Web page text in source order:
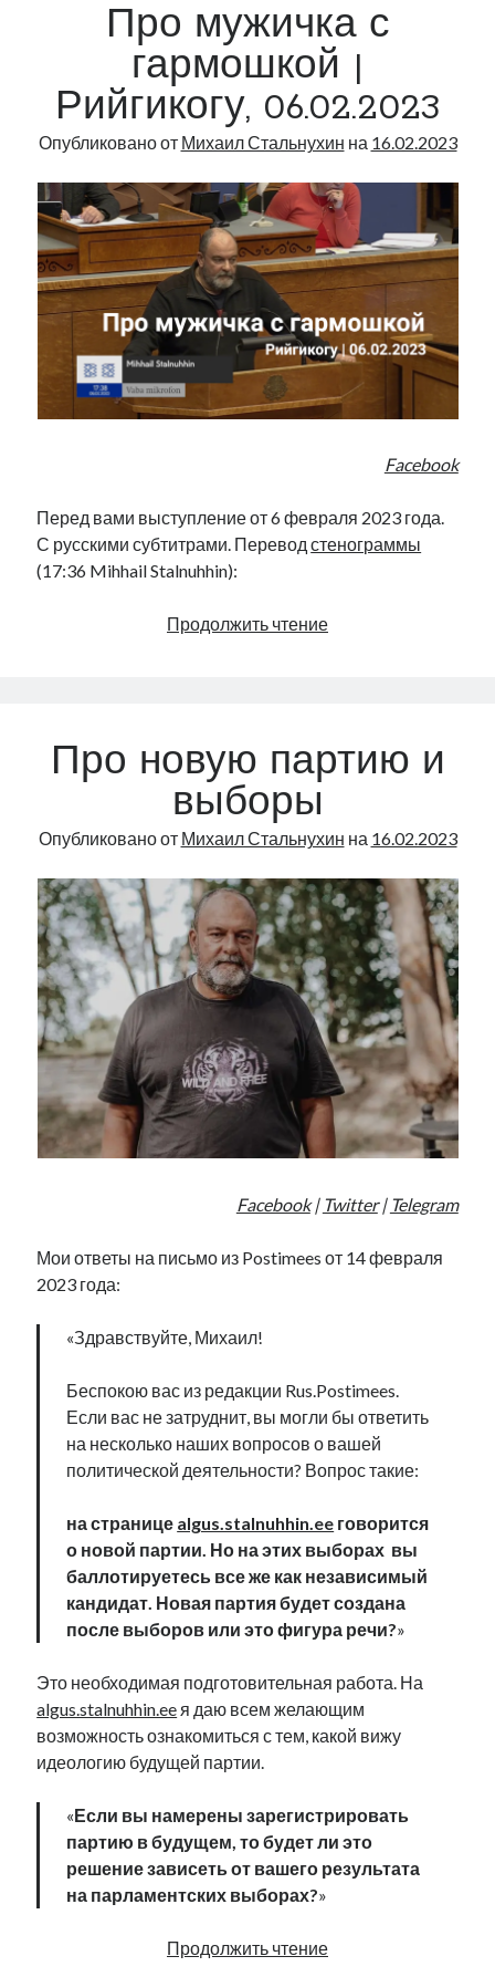
Про мужичка с
гармошкой |
Рийгикогу, 06.02.2023
Опубликовано от Михаил Стальнухин на 16.02.2023
Facebook
Перед вами выступление от 6 февраля 2023 года.
С русскими субтитрами. Переводстенограммы
(17:36 Mihhail Stalnuhhin):
Продолжить чтениеПро
Рийгикогу,
Про новую партию и
выборы
Опубликовано от Михаил Стальнухин на 16.02.2023
Facebook| Twitter| Telegram
Мои ответы на письмо из Postimees от 14 февраля
2023 года:
«Здравствуйте, Михаил!
Беспокою вас из редакции Rus.Postimees.
Если вас не затруднит, вы могли бы ответить
на несколько наших вопросов о вашей
политической деятельности? Вопрос такие:
на странице algus.stalnuhhin.ee говорится
о новой партии. Но на этих выборах вы
баллотируетесь все же как независимый
кандидат. Новая партия будет создана
после выборов или это фигура речи?»
Это необходимая подготовительная работа. На
algus.stalnuhhin.ee я даю всем желающим
возможность ознакомиться с тем, какой вижу
идеологию будущей партии.
«Если вы намерены зарегистрировать
партию в будущем, то будет ли это
решение зависеть от вашего результата
на парламентских выборах?»
Продолжить чтениеПро